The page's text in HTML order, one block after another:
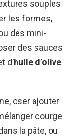
souples
les formes,
des mini-
des sauces
d’huile d’olive
oser ajouter
courge
la pâte, ou